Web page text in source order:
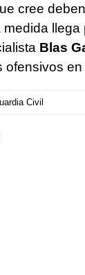
cree
medida
Blas
ofensivos
Civil